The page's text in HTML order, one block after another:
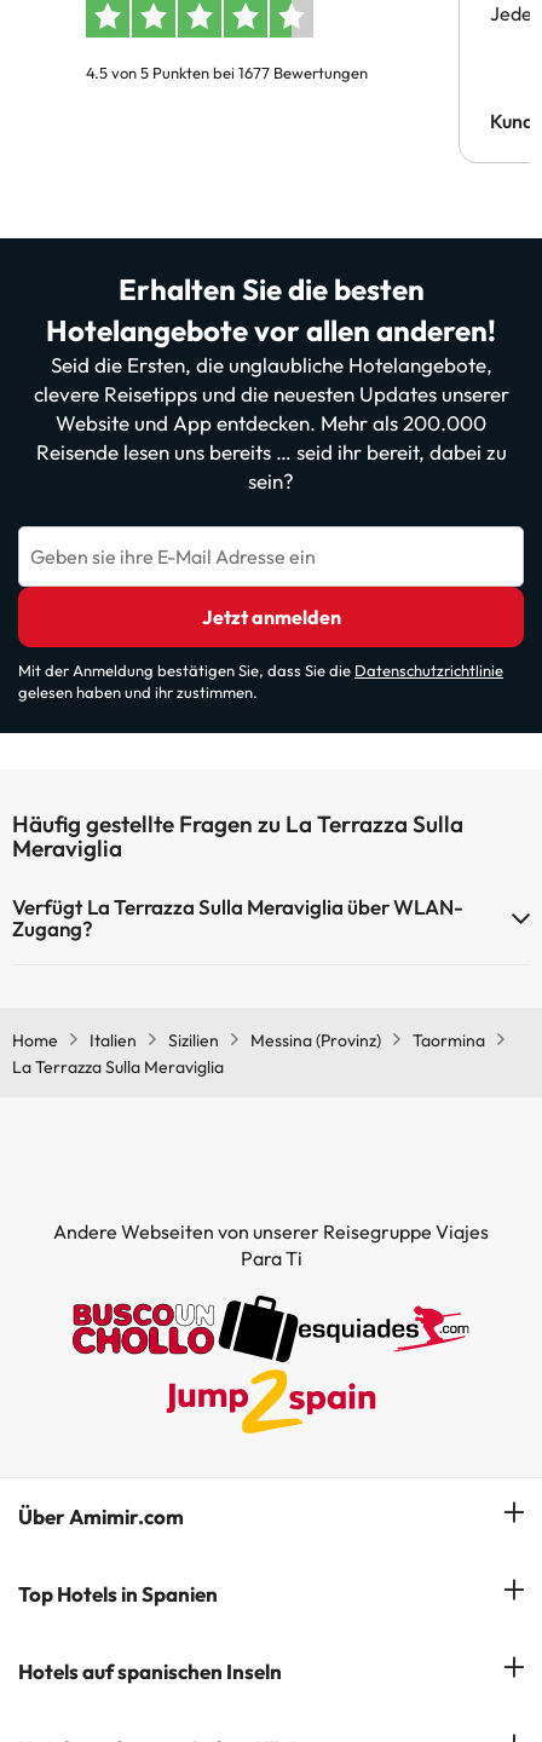
4.5 von 5 Punkten bei 1677 Bewertungen
Erhalten Sie die besten
Hotelangebote vor allen anderen!
Seid die Ersten, die unglaubliche Hotelangebote,
clevere Reisetipps und die neuesten Updates unserer
Website und App entdecken. Mehr als 200.000
Reisende lesen uns bereits … seid ihr bereit, dabei zu
sein?
Geben sie ihre E-Mail Adresse ein
Jetzt anmelden
Mit der Anmeldung bestätigen Sie, dass Sie die Datenschutzrichtlinie
gelesen haben und ihr zustimmen.
Häufig gestellte Fragen zu La Terrazza Sulla
Meraviglia
Verfügt La Terrazza Sulla Meraviglia über WLAN-
Zugang?
Home Italien Sizilien Messina (Provinz)
Taormina
La Terrazza Sulla Meraviglia
Andere Webseiten von unserer Reisegruppe Viajes
Para Ti
Über Amimir.com
Unser Team
Newsletter abonnieren
Top Hotels in Spanien
Hotels in Salou
Hotels auf spanischen Inseln
Hotels auf Mallorca